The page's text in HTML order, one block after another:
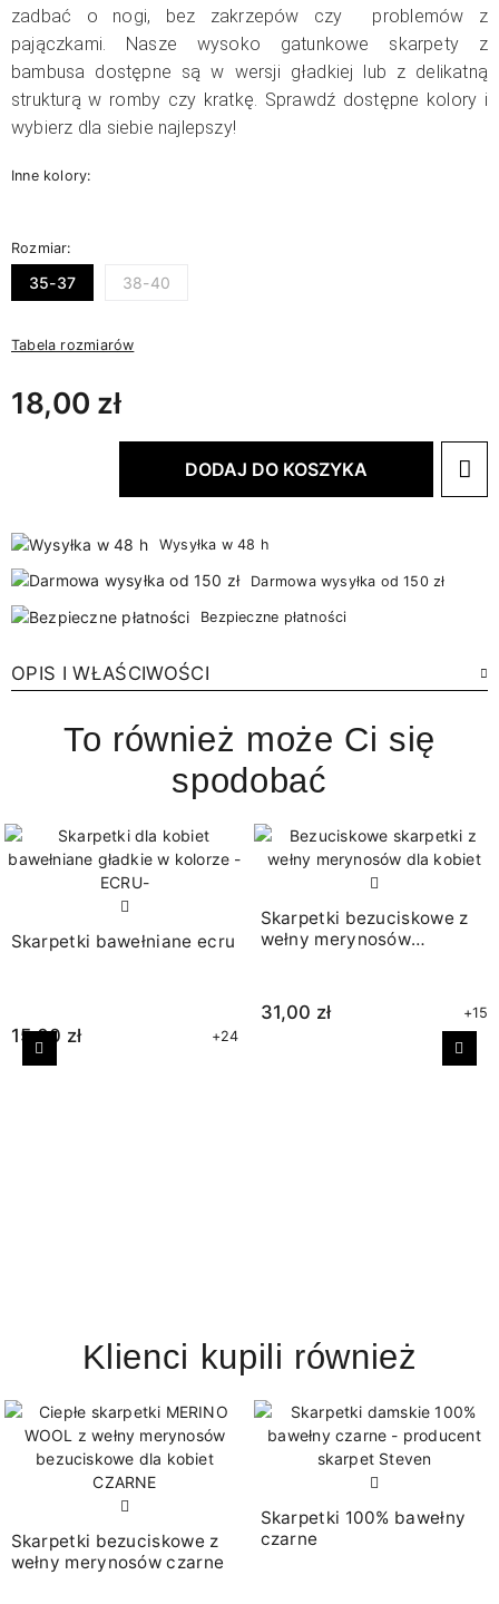
zadbać o nogi, bez zakrzepów czy problemów z
pajączkami. Nasze wysoko gatunkowe skarpety z
bambusa dostępne są w wersji gładkiej lub z delikatną
strukturą w romby czy kratkę. Sprawdź dostępne kolory i
wybierz dla siebie najlepszy!
Inne kolory:
Rozmiar:
35-37 38-40
Tabela rozmiarów
18,00 zł
DODAJ DO KOSZYKA
Wysyłka w 48 h
Darmowa wysyłka od 150 zł
Bezpieczne płatności
OPIS I WŁAŚCIWOŚCI
To również może Ci się
spodobać
Skarpetki bawełniane ecru
15,00 zł +24
Skarpetki bezuciskowe z
wełny merynosów
31,00 zł +15
Poprzedni
Klienci kupili również
Skarpetki bezuciskowe z
wełny merynosów czarne
Skarpetki 100% bawełny
czarne